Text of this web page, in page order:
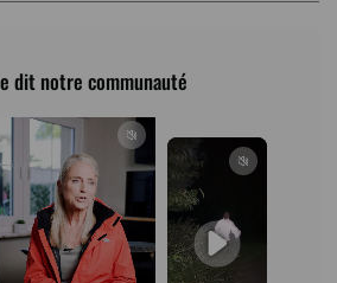
dit notre communauté